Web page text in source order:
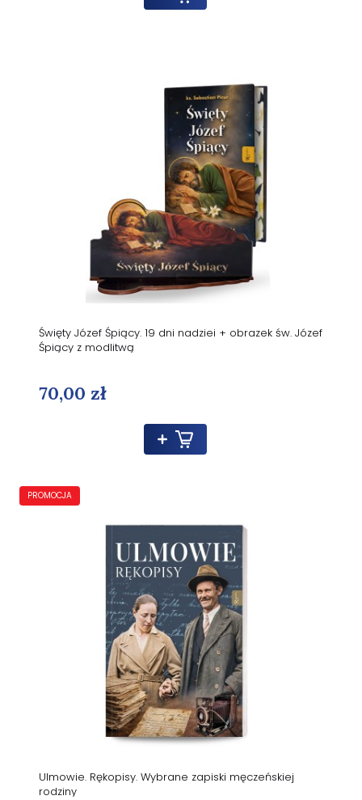
Święty Józef Śpiący. 19 dni nadziei + obrazek św. Józef
Śpiący z modlitwą
70,00 zł
Ulmowie. Rękopisy. Wybrane zapiski męczeńskiej
rodziny
PROMOCJA